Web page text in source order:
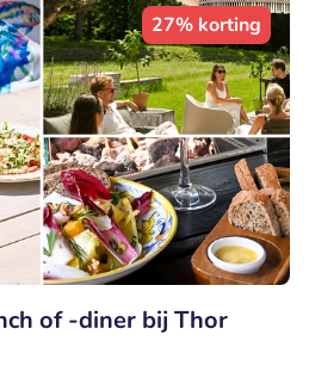
27% korting
of -diner bij Thor